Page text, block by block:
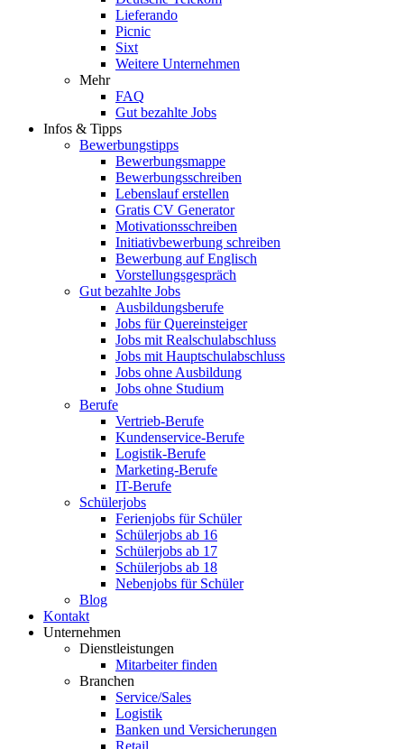
Lieferando
Picnic
Sixt
Weitere Unternehmen
Mehr
FAQ
Gut bezahlte Jobs
Infos & Tipps
Bewerbungstipps
Bewerbungsmappe
Bewerbungsschreiben
Lebenslauf erstellen
Gratis CV Generator
Motivationsschreiben
Initiativbewerbung schreiben
Bewerbung auf Englisch
Vorstellungsgespräch
Gut bezahlte Jobs
Ausbildungsberufe
Jobs für Quereinsteiger
Jobs mit Realschulabschluss
Jobs mit Hauptschulabschluss
Jobs ohne Ausbildung
Jobs ohne Studium
Berufe
Vertrieb-Berufe
Kundenservice-Berufe
Logistik-Berufe
Marketing-Berufe
IT-Berufe
Schülerjobs
Ferienjobs für Schüler
Schülerjobs ab 16
Schülerjobs ab 17
Schülerjobs ab 18
Nebenjobs für Schüler
Blog
Kontakt
Unternehmen
Dienstleistungen
Mitarbeiter finden
Branchen
Service/Sales
Logistik
Banken und Versicherungen
Retail